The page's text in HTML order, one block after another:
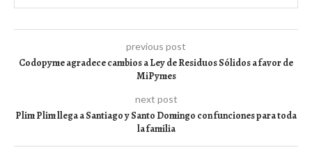
previous post
Codopyme agradece cambios a Ley de Residuos Sólidos a favor de
MiPymes
next post
Plim Plim llega a Santiago y Santo Domingo con funciones para toda
la familia